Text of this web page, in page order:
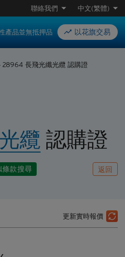
聯絡我們 中文(繁體)
產品並無抵押品 以花旗交易
28964 長飛光纖光纜 認購證
纜 認購證
條款搜尋 返回
更新實時報價